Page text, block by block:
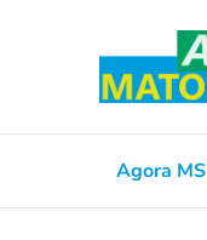
Agora MS